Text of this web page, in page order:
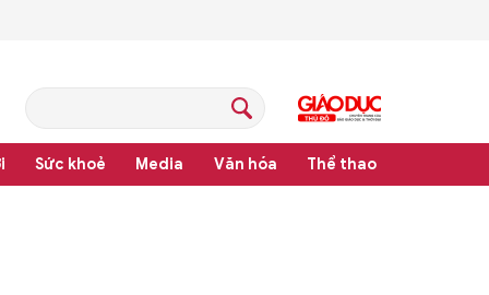
Sức khoẻ Media Văn hóa Thể thao
thống văn bản quy phạm pháp luật